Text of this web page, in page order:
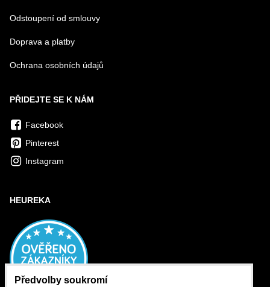
Odstoupení od smlouvy
Doprava a platby
Ochrana osobních údajů
PŘIDEJTE SE K NÁM
Facebook
Pinterest
Instagram
HEUREKA
Předvolby soukromí